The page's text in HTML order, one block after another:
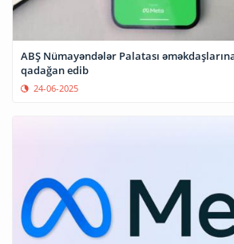
ABŞ Nümayəndələr Palatası
qadağan edib
24-06-2025